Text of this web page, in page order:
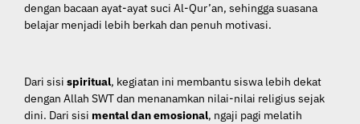
dengan bacaan ayat-ayat suci Al-Qur’an, sehingga suasana
belajar menjadi lebih berkah dan penuh motivasi.
Dari sisi spiritual, kegiatan ini membantu siswa lebih dekat
dengan Allah SWT dan menanamkan nilai-nilai religius sejak
dini. Dari sisi mental dan emosional, ngaji pagi melatih